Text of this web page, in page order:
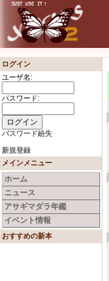
ログイン
ユーザ名:
パスワード:
パスワード紛失
新規登録
メインメニュー
ホーム
ニュース
アサギマダラ年鑑
イベント情報
おすすめの新本